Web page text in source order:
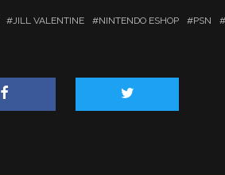
JILL VALENTINE NINTENDO ESHOP PSN